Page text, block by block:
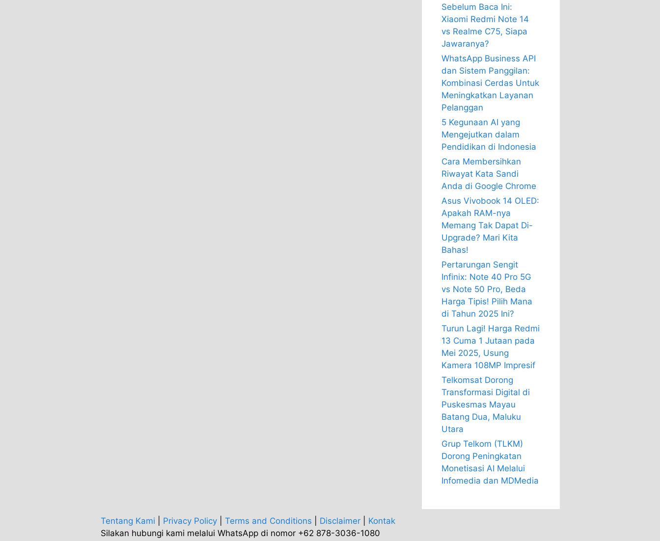
Sebelum Baca Ini:
Xiaomi Redmi Note 14
vs Realme C75, Siapa
Jawaranya?
WhatsApp Business API
dan Sistem Panggilan:
Kombinasi Cerdas Untuk
Meningkatkan Layanan
Pelanggan
5 Kegunaan AI yang
Mengejutkan dalam
Pendidikan di Indonesia
Cara Membersihkan
Riwayat Kata Sandi
Anda di Google Chrome
Asus Vivobook 14 OLED:
Apakah RAM-nya
Memang Tak Dapat Di-
Upgrade? Mari Kita
Bahas!
Pertarungan Sengit
Infinix: Note 40 Pro 5G
vs Note 50 Pro, Beda
Harga Tipis! Pilih Mana
di Tahun 2025 Ini?
Turun Lagi! Harga Redmi
13 Cuma 1 Jutaan pada
Mei 2025, Usung
Kamera 108MP Impresif
Telkomsat Dorong
Transformasi Digital di
Puskesmas Mayau
Batang Dua, Maluku
Utara
Grup Telkom (TLKM)
Dorong Peningkatan
Monetisasi AI Melalui
Infomedia dan MDMedia
Tentang Kami Privacy Policy| Terms and Conditions Disclaimer| Kontak
Silakan hubungi kami melalui WhatsApp di nomor +62 878-3036-1080